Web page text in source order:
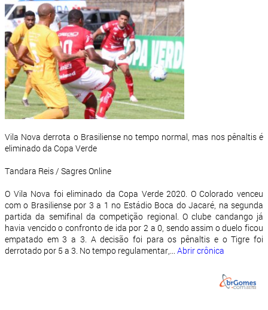
Vila Nova derrota o Brasiliense no tempo normal, mas nos pênaltis é
eliminado da Copa Verde
Tandara Reis / Sagres Online
O Vila Nova foi eliminado da Copa Verde 2020. O Colorado venceu
com o Brasiliense por 3 a 1 no Estádio Boca do Jacaré, na segunda
partida da semifinal da competição regional. O clube candango já
havia vencido o confronto de ida por 2 a 0, sendo assim o duelo ficou
empatado em 3 a 3. A decisão foi para os pênaltis e o Tigre foi
derrotado por 5 a 3. No tempo regulamentar,... Abrir crônica